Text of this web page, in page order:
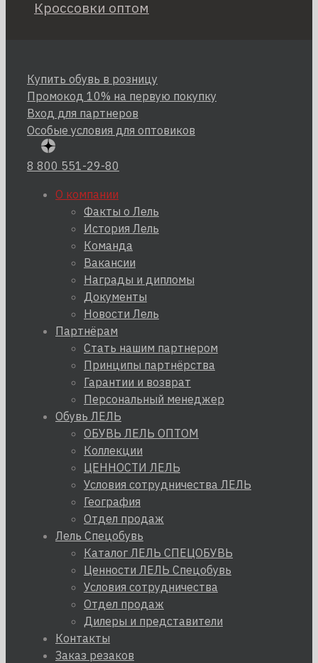
Кроссовки оптом
Купить обувь в розницу
Промокод 10% на первую покупку
Вход для партнеров
Особые условия для оптовиков
8 800 551-29-80
О компании
Факты о Лель
История Лель
Команда
Вакансии
Награды и дипломы
Документы
Новости Лель
Партнёрам
Стать нашим партнером
Принципы партнёрства
Гарантии и возврат
Персональный менеджер
Обувь ЛЕЛЬ
ОБУВЬ ЛЕЛЬ ОПТОМ
Коллекции
ЦЕННОСТИ ЛЕЛЬ
Условия сотрудничества ЛЕЛЬ
География
Отдел продаж
Лель Спецобувь
Каталог ЛЕЛЬ СПЕЦОБУВЬ
Ценности ЛЕЛЬ Спецобувь
Условия сотрудничества
Отдел продаж
Дилеры и представители
Контакты
Заказ резаков